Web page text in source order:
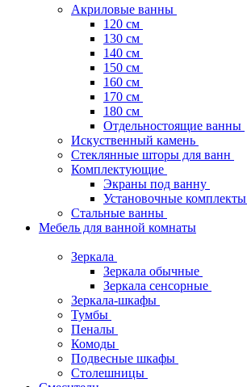
Акриловые ванны
120 см
130 см
140 см
150 см
160 см
170 см
180 см
Отдельностоящие ванны
Искуственный камень
Стеклянные шторы для ванн
Комплектующие
Экраны под ванну
Установочные комплекты
Стальные ванны
Мебель для ванной комнаты
Зеркала
Зеркала обычные
Зеркала сенсорные
Зеркала-шкафы
Тумбы
Пеналы
Комоды
Подвесные шкафы
Столешницы